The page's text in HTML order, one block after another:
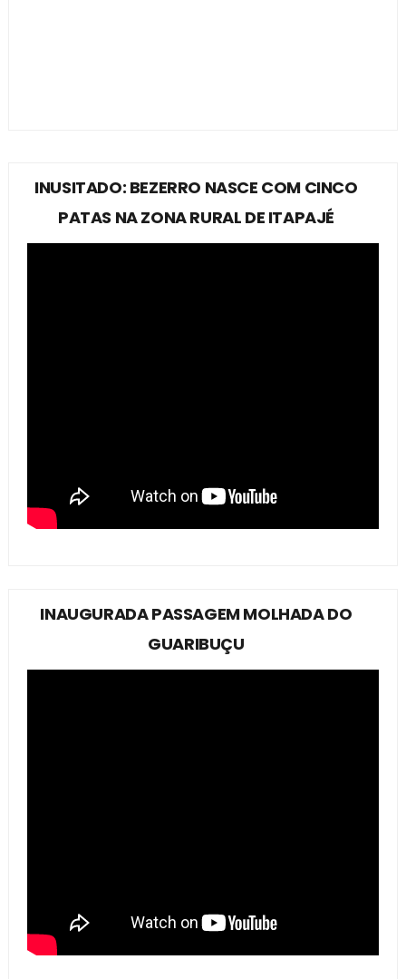
INUSITADO: BEZERRO NASCE COM CINCO
PATAS NA ZONA RURAL DE ITAPAJÉ
INAUGURADA PASSAGEM MOLHADA DO
GUARIBUÇU